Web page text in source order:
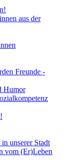
aus der
Freunde -
Humor
unserer Stadt
vom (Er)Leben